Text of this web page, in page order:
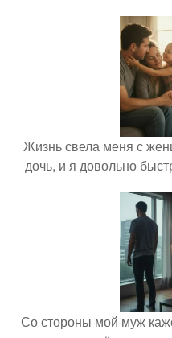
Жизнь свела меня с
дочь, и я довольно
Со стороны мой муж